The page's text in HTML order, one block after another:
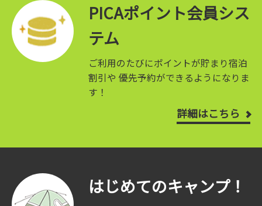
PICAポイント会員シス
テム
ご利用のたびにポイントが貯まり宿泊
割引や 優先予約ができるようになりま
す！
詳細はこちら
はじめてのキャンプ！